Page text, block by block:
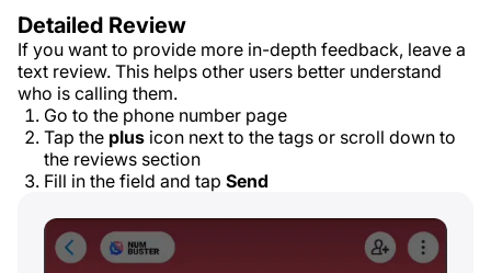
Detailed Review
If you want to provide more in-depth feedback, leave a
text review. This helps other users better understand
who is calling them.
Go to the phone number page
Tap the plus icon next to the tags or scroll down to
the reviews section
Fill in the field and tap Send